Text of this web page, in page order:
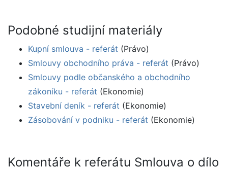
Podobné studijní materiály
Kupní smlouva - referát (Právo)
Smlouvy obchodního práva - referát (Právo)
Smlouvy podle občanského a obchodního
zákoníku - referát (Ekonomie)
Stavební deník - referát (Ekonomie)
Zásobování v podniku - referát (Ekonomie)
Komentáře k referátu Smlouva o dílo